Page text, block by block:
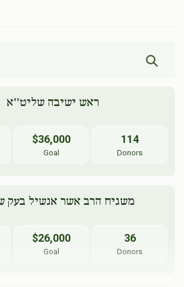
ראש ישיבה שליט''א
$36,000
Goal
114
Donors
משגיח הרב אשר אנשיל בעק
$26,000
Goal
36
Donors